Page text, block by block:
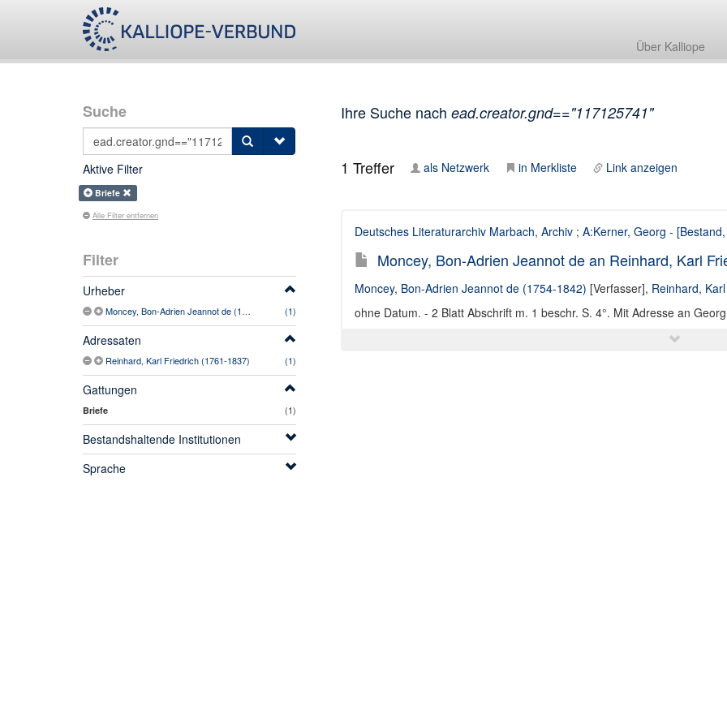
Über Kalliope
Suche
Aktive Filter
Briefe
Alle Filter entfernen
Filter
Urheber
Moncey, Bon-Adrien Jeannot de (1754-1842) (1)
Adressaten
Reinhard, Karl Friedrich (1761-1837) (1)
Gattungen
Briefe (1)
Bestandshaltende Institutionen
Sprache
Ihre Suche nach ead.creator.gnd=="117125741"
1 Treffer als Netzwerk in Merkliste Link anzeigen
Deutsches Literaturarchiv Marbach, Archiv; A:Kerner, Georg -
Moncey, Bon-Adrien Jeannot de an Reinhard, Karl
Moncey, Bon-Adrien Jeannot de (1754-1842) [Verfasser], Reinhard,
ohne Datum. - 2 Blatt Abschrift m. 1 beschr. S. 4°. Mit Adresse an